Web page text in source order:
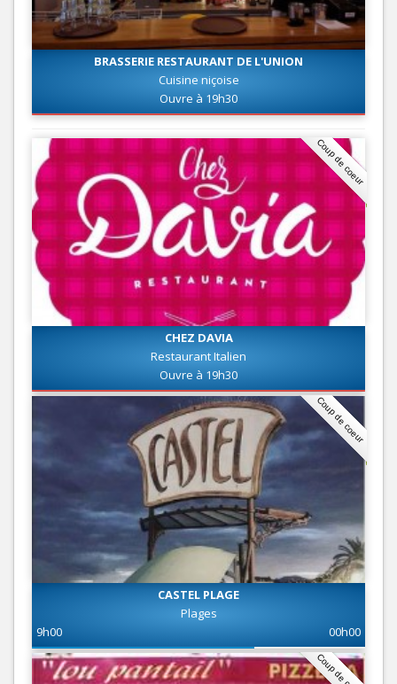
BRASSERIE RESTAURANT DE L'UNION
Cuisine niçoise
Ouvre à 19h30
Coup de coeur
CHEZ DAVIA
Restaurant Italien
Ouvre à 19h30
Coup de coeur
CASTEL PLAGE
Plages
9h00
00h00